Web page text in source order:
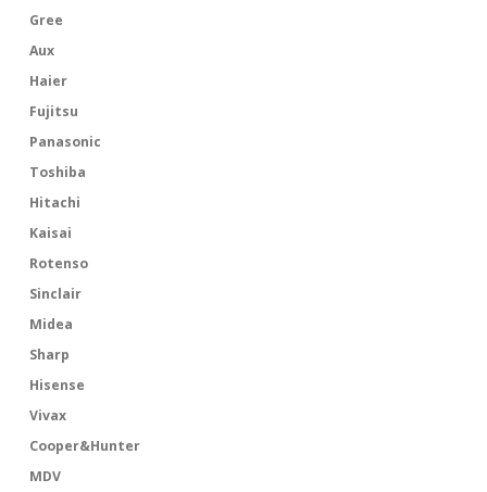
Gree
Aux
Haier
Fujitsu
Panasonic
Toshiba
Hitachi
Kaisai
Rotenso
Sinclair
Midea
Sharp
Hisense
Vivax
Cooper&Hunter
MDV